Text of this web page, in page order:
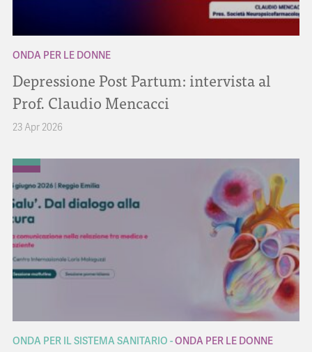
ONDA PER LE DONNE
Depressione Post Partum: intervista al
Prof. Claudio Mencacci
23 Apr 2026
ONDA PER IL SISTEMA SANITARIO ONDA PER LE DONNE